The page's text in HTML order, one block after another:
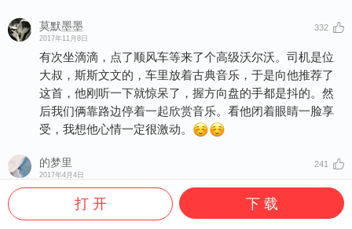
莫默墨墨
2017年11月8日
332
有次坐滴滴，点了顺风车等来了个高级沃尔沃。司机是位
大叔，斯斯文文的，车里放着古典音乐，于是向他推荐了
这首，他刚听一下就惊呆了，握方向盘的手都是抖的。然
后我们俩靠路边停着一起欣赏音乐。看他闭着眼睛一脸享
受，我想他心情一定很激动。
的梦里
2017年4月4日
241
多么棒的音乐人，一招一式都是范儿，小提琴出来的时候
真的被惊艳到了，结合外来优秀文化，传统文化方能熠熠
打 开 下 载